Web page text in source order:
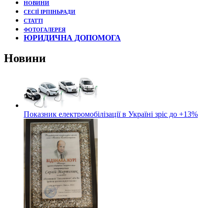
НОВИНИ
СЕСІЇ ІРПІНЬРАДИ
СТАТТІ
ФОТОГАЛЕРЕЯ
ЮРИДИЧНА ДОПОМОГА
Новини
Показник електромобілізації в Україні зріс до +13%